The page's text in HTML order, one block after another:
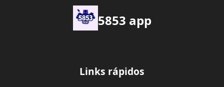
5853 app
Links rápidos